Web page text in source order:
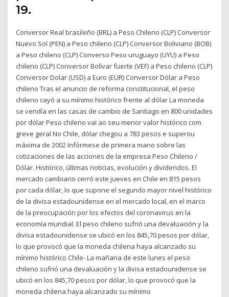
19.
Conversor Real brasileño (BRL) a Peso Chileno (CLP) Conversor
Nuevo Sol (PEN) a Peso chileno (CLP) Conversor Boliviano (BOB)
a Peso chileno (CLP) Converso Peso uruguayo (UYU) a Peso
chileno (CLP) Conversor Bolívar fuerte (VEF) a Peso chileno (CLP)
Conversor Dolar (USD) a Euro (EUR) Conversor Dólar a Peso
chileno Tras el anuncio de reforma constitucional, el peso
chileno cayó a su mínimo histórico frente al dólar La moneda
se vendía en las casas de cambio de Santiago en 800 unidades
por dólar Peso chileno vai ao seu menor valor histórico com
greve geral No Chile, dólar chegou a 783 pesos e superou
máxima de 2002 Infórmese de primera mano sobre las
cotizaciones de las acciones de la empresa Peso Chileno /
Dólar. Histórico, últimas noticias, evolución y dividendos. El
mercado cambiario cerró este jueves en Chile en 815 pesos
por cada dólar, lo que supone el segundo mayor nivel histórico
de la divisa estadounidense en el mercado local, en el marco
de la preocupación por los efectos del coronavirus en la
economía mundial. El peso chileno sufrió una devaluación y la
divisa estadounidense se ubicó en los 845,70 pesos por dólar,
lo que provocó que la moneda chilena haya alcanzado su
mínimo histórico Chile- La mañana de este lunes el peso
chileno sufrió una devaluación y la divisa estadounidense se
ubicó en los 845,70 pesos por dólar, lo que provocó que la
moneda chilena haya alcanzado su mínimo